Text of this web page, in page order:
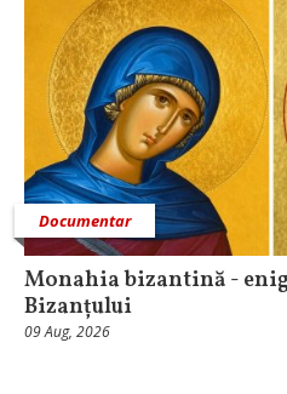
Documentar
Monahia bizantină -
Bizanțului
09 Aug, 2026